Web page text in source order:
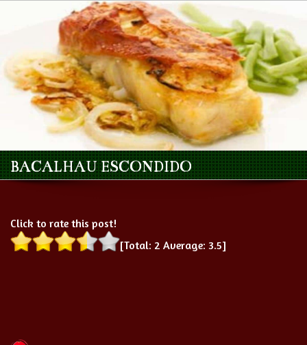
BACALHAU ESCONDIDO
Click to rate this post!
[Total: 2 Average: 3.5]